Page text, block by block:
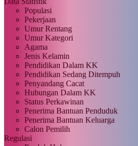
Populasi
Pekerjaan
Umur Rentang
Umur Kategori
Agama
Jenis Kelamin
Pendidikan Dalam KK
Pendidikan Sedang Ditempuh
Penyandang Cacat
Hubungan Dalam KK
Status Perkawinan
Penerima Bantuan Penduduk
Penerima Bantuan Keluarga
Calon Pemilih
Regulasi